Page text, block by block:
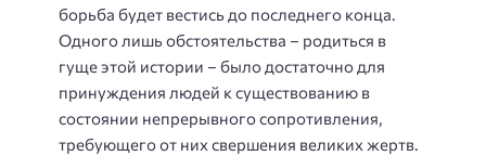
борьба будет вестись до последнего конца.
Одного лишь обстоятельства – родиться в
гуще этой истории – было достаточно для
принуждения людей к существованию в
состоянии непрерывного сопротивления,
требующего от них свершения великих жертв.